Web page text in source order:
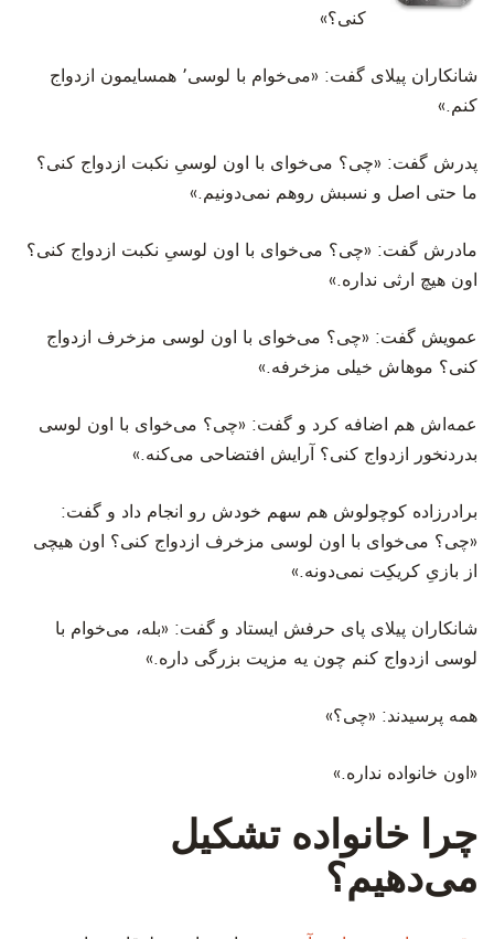
کنی؟»
‫شانکاران پیلای گفت: «می‌خوام با لوسی٬ همسایمون ازدواج
کنم.»
‫پدرش گفت: «چی؟ می‌خوای با اون لوسیِ نکبت ازدواج کنی؟
ما حتی اصل و نسبش روهم نمی‌دونیم.»
‫مادرش گفت: «چی؟ می‌خوای با اون لوسیِ نکبت ازدواج کنی؟
اون هیچ ارثی نداره.»
‫عمویش گفت: «چی؟ می‌خوای با اون لوسی مزخرف ازدواج
کنی؟ موهاش خیلی مزخرفه.»
‫عمه‌اش هم اضافه کرد و گفت: «چی؟ می‌خوای با اون لوسی
بدردنخور ازدواج کنی؟ آرایش افتضاحی می‌کنه.»
‫برادرزاده کوچولوش هم سهم خودش رو انجام داد و گفت:
«چی؟ می‌خوای با اون لوسی مزخرف ازدواج کنی؟ اون هیچی
از بازیِ کریکِت نمی‌دونه.»
‫شانکاران پیلای پای حرفش ایستاد و گفت: «بله، می‌خوام با
لوسی ازدواج کنم چون یه مزیت بزرگی داره.»
‫همه پرسیدند: «چی؟»
‫«اون خانواده نداره.»
‫چرا خانواده تشکیل
می‌دهیم؟